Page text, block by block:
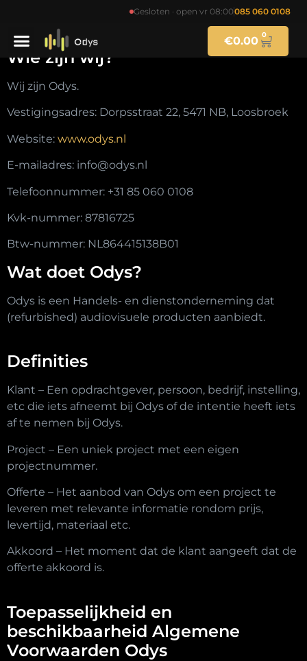
Gesloten · open vr 08:00085 060 0108
€0.00 0
Algemene voorwaarden
Wie zijn wij?
Wij zijn Odys.
Vestigingsadres: Dorpsstraat 22, 5471 NB, Loosbroek
Website: www.odys.nl
E-mailadres: info@odys.nl
Telefoonnummer: +31 85 060 0108
Kvk-nummer: 87816725
Btw-nummer: NL864415138B01
Wat doet Odys?
Odys is een Handels- en dienstonderneming dat
(refurbished) audiovisuele producten aanbiedt.
Definities
Klant – Een opdrachtgever, persoon, bedrijf, instelling,
etc die iets afneemt bij Odys of de intentie heeft iets
af te nemen bij Odys.
Project – Een uniek project met een eigen
projectnummer.
Offerte – Het aanbod van Odys om een project te
leveren met relevante informatie rondom prijs,
levertijd, materiaal etc.
Akkoord – Het moment dat de klant aangeeft dat de
offerte akkoord is.
Toepasselijkheid en
beschikbaarheid Algemene
Voorwaarden Odys